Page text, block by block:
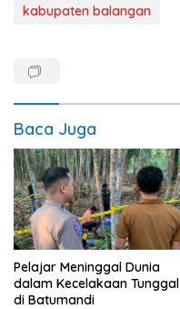
kabupaten balangan
Baca Juga
Pelajar Meninggal Dunia
dalam Kecelakaan Tunggal
di Batumandi